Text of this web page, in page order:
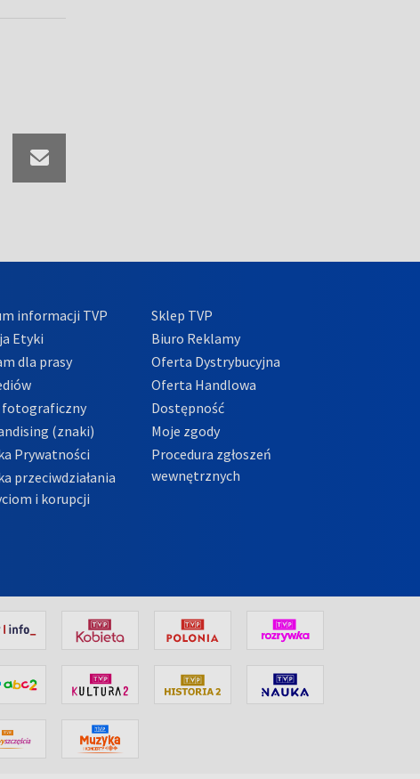
informacji TVP
Etyki
dla prasy
fotograficzny
(znaki)
Prywatności
przeciwdziałania
i korupcji
Sklep TVP
Biuro Reklamy
Oferta Dystrybucyjna
Oferta Handlowa
Dostępność
Moje zgody
Procedura zgłoszeń
wewnętrznych